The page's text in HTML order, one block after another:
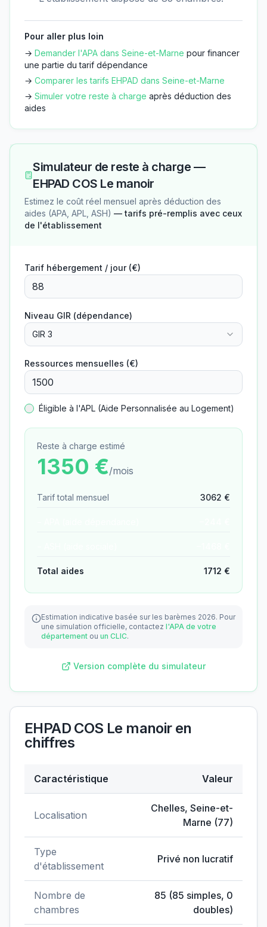
Pour aller plus loin
→ Demander l'APA dans Seine-et-Marne pour financer
une partie du tarif dépendance
→ Comparer les tarifs EHPAD dans Seine-et-Marne
→ Simuler votre reste à charge après déduction des
aides
Simulateur de reste à charge —
EHPAD COS Le manoir
Estimez le coût réel mensuel après déduction des
aides (APA, APL, ASH) — tarifs pré-remplis avec ceux
de l'établissement
Tarif hébergement / jour (€)
Niveau GIR (dépendance)
GIR 3
Ressources mensuelles (€)
Éligible à l'APL (Aide Personnalisée au Logement)
Reste à charge estimé
1350 €/mois
Tarif total mensuel 3062 €
Total aides 1712 €
Estimation indicative basée sur les barèmes 2026. Pour
une simulation officielle, contactez l'APA de votre
département ou un CLIC.
Version complète du simulateur
EHPAD COS Le manoiren
chiffres
Caractéristique Valeur
Localisation
Chelles, Seine-et-
Marne (77)
Type
d'établissement
Privé non lucratif
Nombre de
chambres
85 (85 simples, 0
doubles)